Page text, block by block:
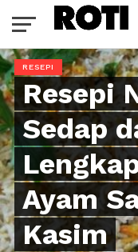
RESEPI
Resepi
Sedap
Ayam
Kasim